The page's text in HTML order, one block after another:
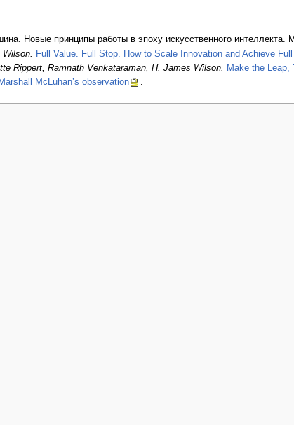
Новые принципы работы в эпоху искусственного
Full Value. Full Stop. How to Scale Innovation and Achieve
Rippert, Ramnath Venkataraman, H. James Wilson. Make the Leap,
McLuhan’s observation
.